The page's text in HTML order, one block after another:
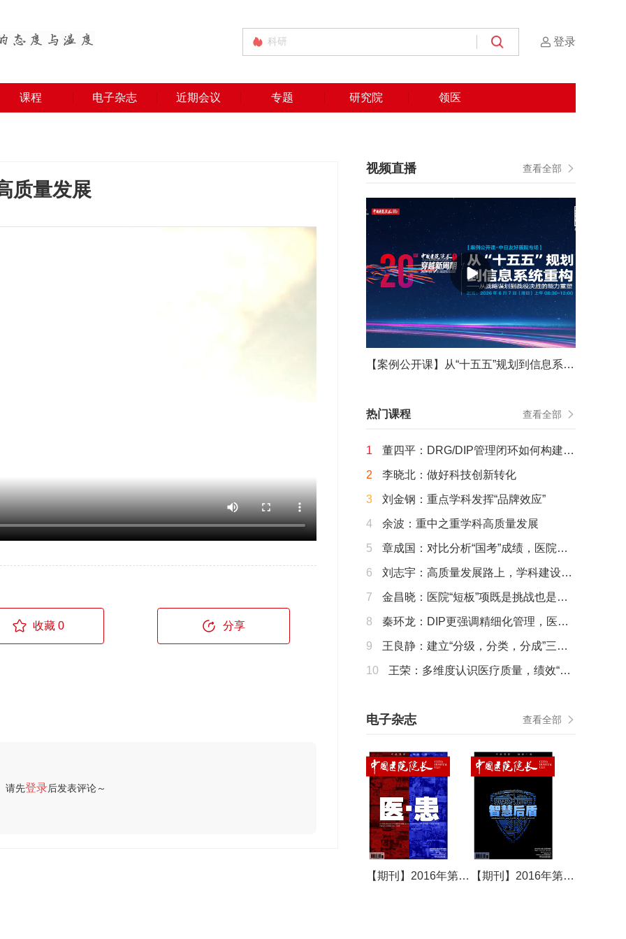
登录
课程 电子杂志 近期会议 专题 研究院 领医
质量发展
收藏 0 分享
请先登录后发表评论～
视频直播 查看全部
【案例公开课】从“十五五”规划到信息系统重构——从战略谋划到战役决胜的能力重塑
热门课程 查看全部
1
董四平：DRG/DIP管理闭环如何构建运
2
李晓北：做好科技创新转化
3 刘金钢：重点学科发挥“品牌效应”
4 余波：重中之重学科高质量发展
5
章成国：对比分析“国考”成绩，医院该
6
刘志宇：高质量发展路上，学科建设需
7
金昌晓：医院“短板”项既是挑战也是机
8
秦环龙：DIP更强调精细化管理，医生
9
王良静：建立“分级，分类，分成”三位
10
王荣：多维度认识医疗质量，绩效“国
电子杂志 查看全部
【期刊】2016年第15期 【期刊】2016年第16期